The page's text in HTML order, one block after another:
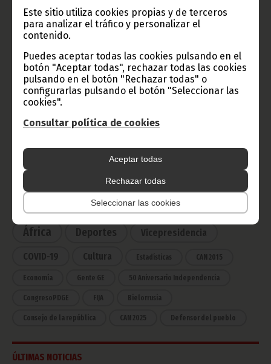
Este sitio utiliza cookies propias y de terceros
para analizar el tráfico y personalizar el
contenido.
Puedes aceptar todas las cookies pulsando en el
botón "Aceptar todas", rechazar todas las cookies
pulsando en el botón "Rechazar todas" o
configurarlas pulsando el botón "Seleccionar las
cookies".
Consultar política de cookies
Aceptar todas
Rechazar todas
Seleccionar las cookies
TVGE
Radio Nacional de Guinea
Ecuatorial
Gobierno
Presidencia
África
Deportes Vicepresidencia
COVID-19 Cultura Estadísticas CAN 2015
Economía Gente GE 50 Aniversario Independencia
CongresoPDGE FIJA Bielorrusia
Consejo de la república CAN 2025 Defensor del pueblo
ÚLTIMAS NOTICIAS